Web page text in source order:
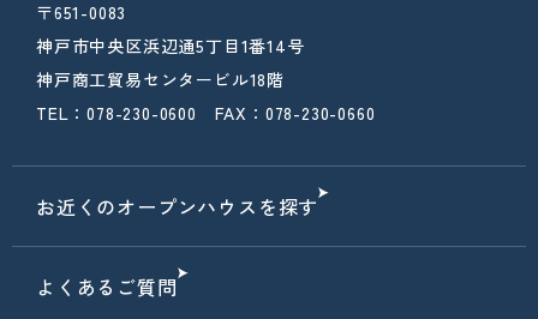
〒651-0083
神戸市中央区浜辺通5丁目1番14号
神戸商工貿易センタービル18階
TEL：078-230-0600 FAX：078-230-0660
お近くのオープンハウスを探す
よくあるご質問